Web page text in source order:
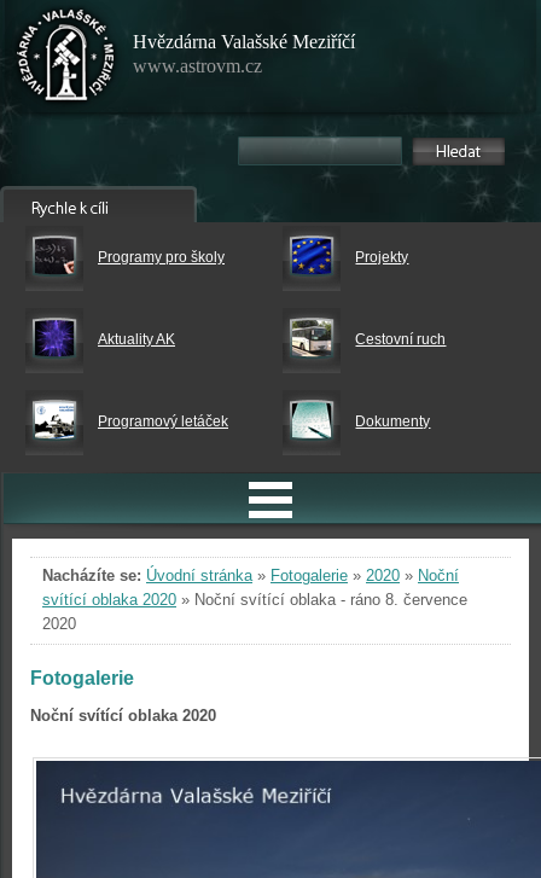
Hvězdárna Valašské Meziříčí
www.astrovm.cz
Programy pro školy Projekty
Aktuality AK Cestovní ruch
Programový letáček Dokumenty
Nacházíte se: Úvodní stránka» Fotogalerie » 2020 » Noční
svítící oblaka 2020 » Noční svítící oblaka - ráno 8. července
2020
Fotogalerie
Noční svítící oblaka 2020